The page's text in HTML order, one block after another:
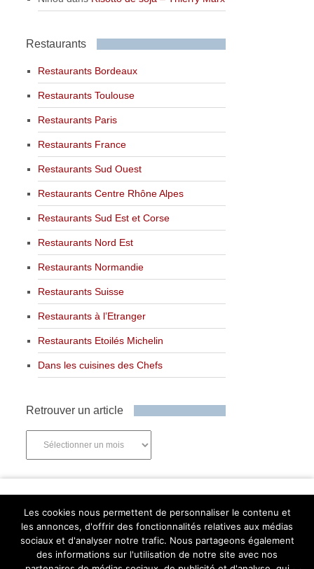
Restaurants
Restaurants Bordeaux
Restaurants Toulouse
Restaurants Paris
Restaurants France
Restaurants Sud Ouest
Restaurants Centre Rhône Alpes
Restaurants Sud Est et Corse
Restaurants Nord Est
Restaurants Normandie
Restaurants Suisse
Restaurants à l’Etranger
Restaurants Etoilés Michelin
Dans les cuisines des Chefs
Retrouver un article
Les cookies nous permettent de personnaliser le contenu et
les annonces, d'offrir des fonctionnalités relatives aux médias
sociaux et d'analyser notre trafic. Nous partageons également
des informations sur l'utilisation de notre site avec nos